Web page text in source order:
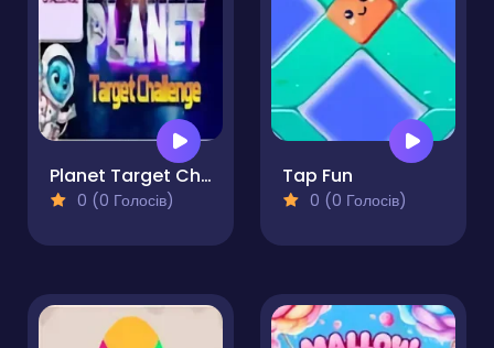
Planet Target Challenge
0 (0 Голосів)
Tap Fun
0 (0 Голосів)